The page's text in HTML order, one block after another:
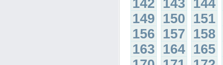
142 143 144
149 150 151
156 157 158
163 164 165